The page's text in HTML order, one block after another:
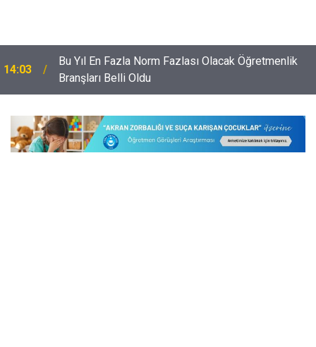
14:03
Bu Yıl En Fazla Norm Fazlası Olacak Öğretmenlik
Branşları Belli Oldu